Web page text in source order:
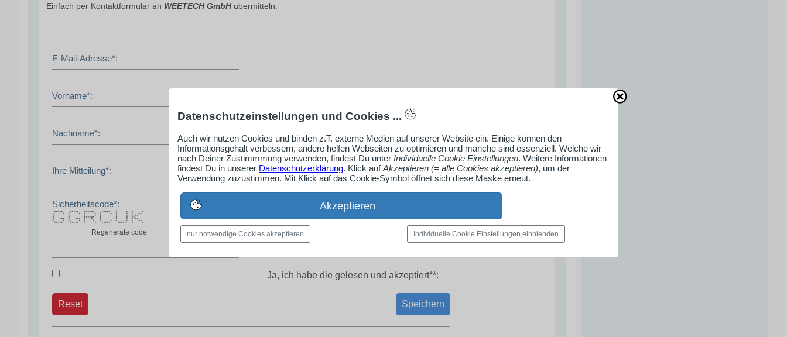
Einfach per Kontaktformular an WEETECH GmbHübermitteln:
E-Mail-Adresse*:
Vorname*:
Nachname*:
Ihre Mitteilung*:
Sicherheitscode*:
***** ***** ****** ***** * * * *
* * * * * * * * * * * **
* * * * * * * * **
* * ****** * * * **
* *** * *** * * * * * * **
* * * * * * * * * * * **
***** ***** * * ***** ***** * *
Regenerate code
Ja, ich habe die gelesen und akzeptiert**:
Speichern
Reset
Datenschutzeinstellungen und Cookies ...
Auch wir nutzen Cookies und binden z.T. externe Medien auf unserer Website ein. Einige können den
Informationsgehalt verbessern, andere helfen Webseiten zu optimieren und manche sind essenziell. Welche wir
nach Deiner Zustimmmung verwenden, findest Du unter Individuelle Cookie Einstellungen. Weitere Informationen
findest Du in unserer Datenschutzerklärung. Klick aufAkzeptieren (= alle Cookies akzeptieren), um der
Verwendung zuzustimmen. Mit Klick auf das Cookie-Symbol öffnet sich diese Maske erneut.
Akzeptieren
nur notwendige Cookies akzeptieren Individuelle Cookie Einstellungen einblenden